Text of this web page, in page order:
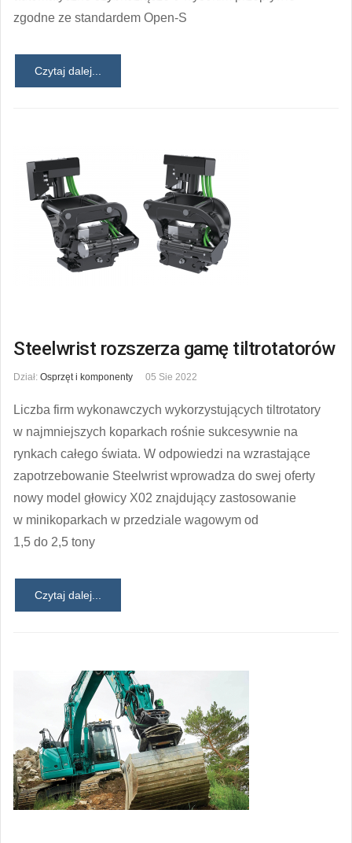
zgodne ze standardem Open-S
Czytaj dalej...
Steelwrist rozszerza gamę tiltrotatorów
Dział: Osprzęt i komponenty 05 Sie 2022
Liczba firm wykonawczych wykorzystujących tiltrotatory
w najmniejszych koparkach rośnie sukcesywnie na
rynkach całego świata. W odpowiedzi na wzrastające
zapotrzebowanie Steelwrist wprowadza do swej oferty
nowy model głowicy X02 znajdujący zastosowanie
w minikoparkach w przedziale wagowym od
1,5 do 2,5 tony
Czytaj dalej...